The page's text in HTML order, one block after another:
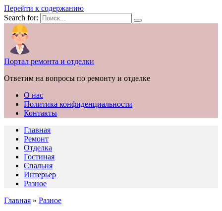
Перейти к содержанию
Search for:
Портал ремонта и отделки
Ответим на вопросы по ремонту и отделке
О нас
Политика конфиденциальности
Контакты
Главная
Ремонт
Отделка
Гостиная
Спальня
Интерьер
Разное
Главная » Разное